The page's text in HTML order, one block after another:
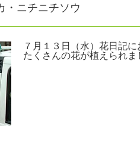
・ニチニチソウ
７月１３日（水）花日記
たくさんの花が植えられま